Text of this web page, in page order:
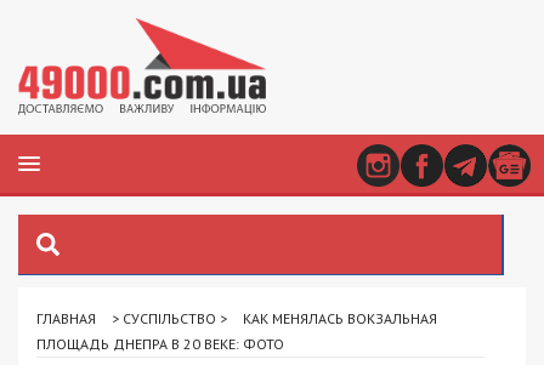
ГЛАВНАЯ > СУСПІЛЬСТВО >
КАК МЕНЯЛАСЬ ВОКЗАЛЬНАЯ
ПЛОЩАДЬ ДНЕПРА В 20 ВЕКЕ: ФОТО